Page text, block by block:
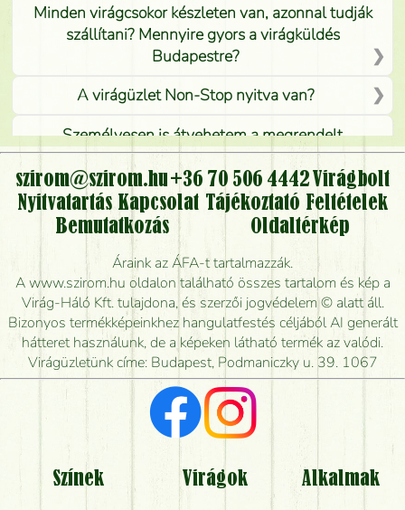
Minden virágcsokor készleten van, azonnal tudják
szállítani? Mennyire gyors a virágküldés
Budapestre?
A virágüzlet Non-Stop nyitva van?
Személyesen is átvehetem a megrendelt
virágcsokrot, vagy csak virágküldéssel, kiszállítással
kérhető?
Vidékre is lehet rendelni?
Meddig rendelhetek virágküldést úgy, hogy még ma
kiszállítsák?
Mennyire gyorsan tudják elkészíteni a csokrot, és
mikor tudják leghamarabb kiszállítani?
Vörös rózsát keresek, van önöknél?
Milyen visszajelzést kapok a virágküldésről?
Tényleg azt kapom, ami a képen van?
Mit kell tudni a virágcsokrok szállításáról?
szirom@szirom.hu +36 70 506 4442 Virágbolt
Nyitvatartás Kapcsolat Tájékoztató Feltételek
Bemutatkozás
Oldaltérkép
Áraink az ÁFA-t tartalmazzák.
A www.szirom.hu oldalon található összes tartalom és kép a
Virág-Háló Kft. tulajdona, és szerzői jogvédelem © alatt áll.
Bizonyos termékképeinkhez hangulatfestés céljából AI generált
hátteret használunk, de a képeken látható termék az valódi.
Virágüzletünk címe: Budapest, Podmaniczky u. 39. 1067
Színek Virágok Alkalmak